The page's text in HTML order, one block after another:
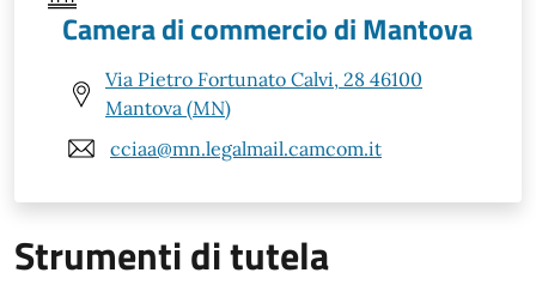
Camera di commercio di Mantova
Via Pietro Fortunato Calvi, 28 46100
Mantova (MN)
cciaa@mn.legalmail.camcom.it
Strumenti di tutela